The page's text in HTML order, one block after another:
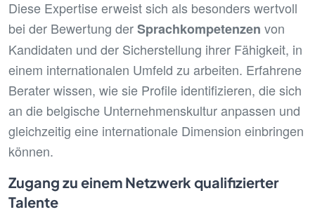
Diese Expertise erweist sich als besonders wertvoll
bei der Bewertung derSprachkompetenzen von
Kandidaten und der Sicherstellung ihrer Fähigkeit, in
einem internationalen Umfeld zu arbeiten. Erfahrene
Berater wissen, wie sie Profile identifizieren, die sich
an die belgische Unternehmenskultur anpassen und
gleichzeitig eine internationale Dimension einbringen
können.
Zugang zu einem Netzwerk qualifizierter
Talente